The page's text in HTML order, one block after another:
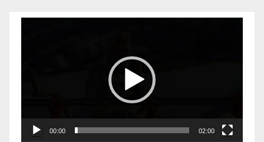
00:00 02:00